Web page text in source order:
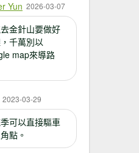
Yun 2026-03-07
金針山要做好
千萬別以
map來導路
2023-03-29
可以直接驅車
點。